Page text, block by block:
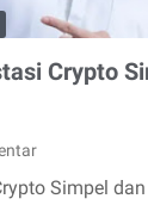
Crypto
Simpel